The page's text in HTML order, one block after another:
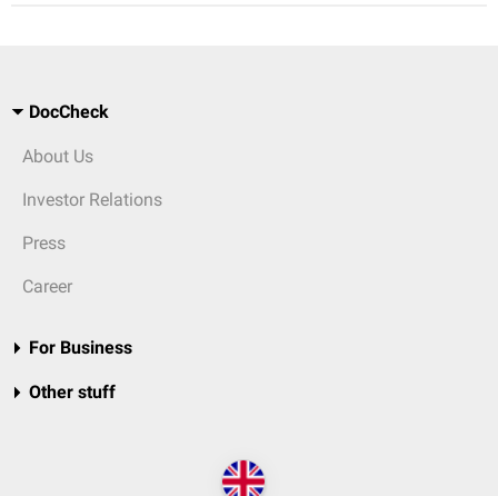
DocCheck
About Us
Investor Relations
Press
Career
For Business
Other stuff